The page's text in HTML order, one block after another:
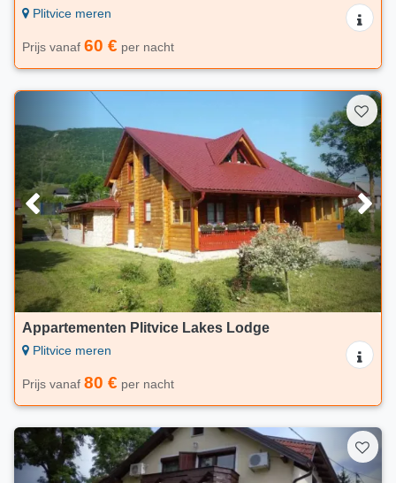
Plitvice meren
Prijs vanaf 60 € per nacht
Appartementen Plitvice Lakes Lodge
Plitvice meren
Prijs vanaf 80 € per nacht